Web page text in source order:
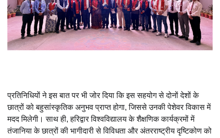
प्रतिनिधियों ने इस बात पर भी जोर दिया कि इस सहयोग से दोनों देशों के
छात्रों को बहुसांस्कृतिक अनुभव प्राप्त होगा, जिससे उनकी पेशेवर विकास में
मदद मिलेगी। साथ ही, हरिद्वार विश्वविद्यालय के शैक्षणिक कार्यक्रमों में
तंजानिया के छात्रों की भागीदारी से विविधता और अंतरराष्ट्रीय दृष्टिकोण को